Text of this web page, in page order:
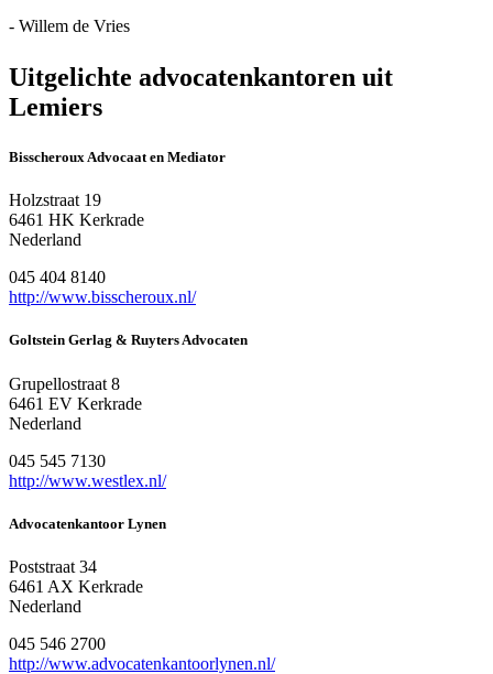
- Willem de Vries
Uitgelichte advocatenkantoren uit
Lemiers
Bisscheroux Advocaat en Mediator
Holzstraat 19
6461 HK Kerkrade
Nederland
045 404 8140
http://www.bisscheroux.nl/
Goltstein Gerlag & Ruyters Advocaten
Grupellostraat 8
6461 EV Kerkrade
Nederland
045 545 7130
http://www.westlex.nl/
Advocatenkantoor Lynen
Poststraat 34
6461 AX Kerkrade
Nederland
045 546 2700
http://www.advocatenkantoorlynen.nl/